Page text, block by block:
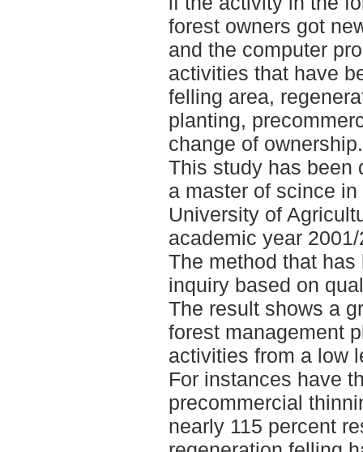
forest owners got
and the computer
activities that have
felling area,
planting,
change of ownership.
This study has been
a master of scince
University of
academic year
The method that
inquiry based on
The result shows a
forest management
activities from a low
For instances have
precommercial
nearly 115 percent